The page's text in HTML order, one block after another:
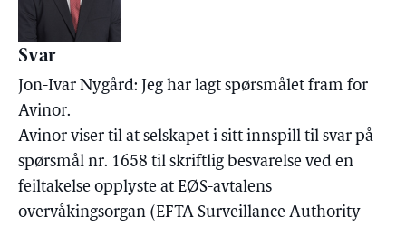
Svar
Jon-Ivar Nygård: Jeg har lagt spørsmålet fram for
Avinor.
Avinor viser til at selskapet i sitt innspill til svar på
spørsmål nr. 1658 til skriftlig besvarelse ved en
feiltakelse opplyste at EØS-avtalens
overvåkingsorgan (EFTA Surveillance Authority –